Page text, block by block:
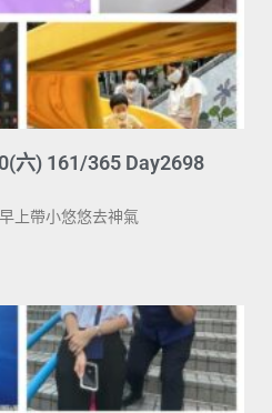
六) 161/365 Day2698
上帶小悠悠去神氣